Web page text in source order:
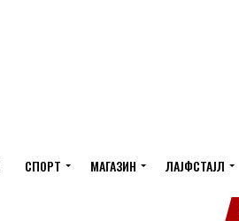
СПОРТ МАГАЗИН ЛАЈФСТАЈЛ